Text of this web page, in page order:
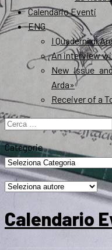
Calendario Eventi
ENG
I Quaderni di
An interview
New Issue
Arda»
Receiver of a
Ricerca
Categorie
Calendario